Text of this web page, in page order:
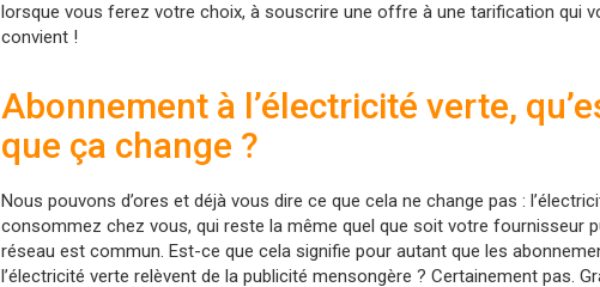
lorsque vous ferez votre choix, à souscrire une offre à une tarification qui
convient !
Abonnement à l’électricité verte,
que ça change ?
Nous pouvons d’ores et déjà vous dire ce que cela ne change pas :
consommez chez vous, qui reste la même quel que soit votre fournisseur
réseau est commun. Est-ce que cela signifie pour autant que les
l’électricité verte relèvent de la publicité mensongère ? Certainement pas.